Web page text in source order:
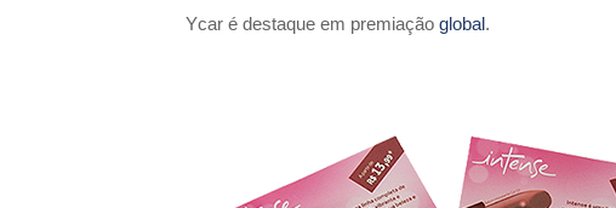
Ycar é destaque em premiação global.